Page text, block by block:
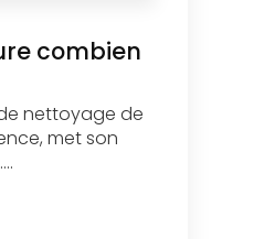
combien
nettoyage de
met son